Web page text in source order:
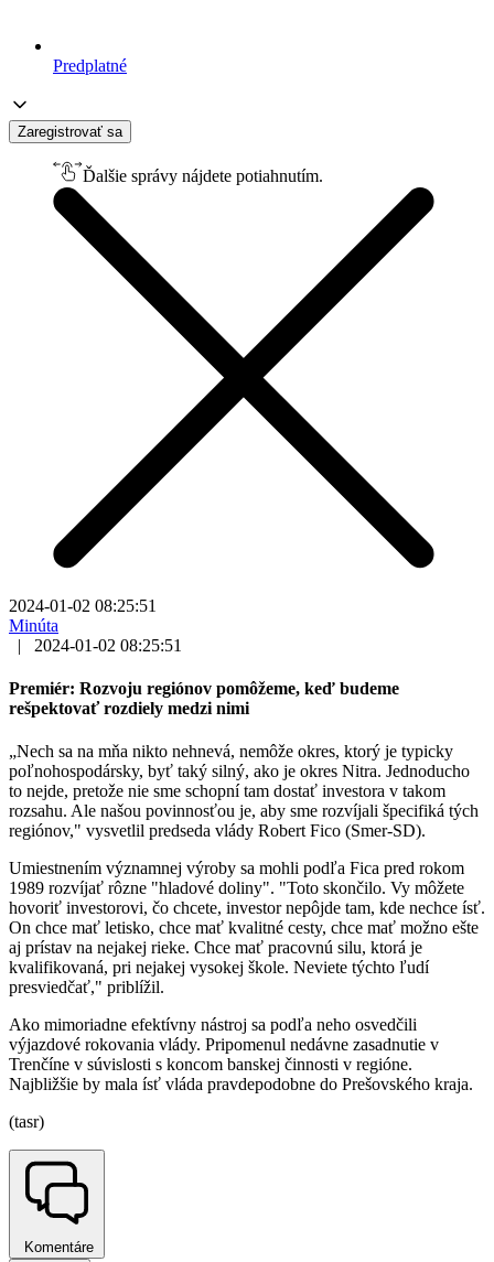
Predplatné
Zaregistrovať sa
Ďalšie správy nájdete potiahnutím.
2024-01-02 08:25:51
Minúta
|
2024-01-02 08:25:51
Premiér: Rozvoju regiónov pomôžeme, keď budeme
rešpektovať rozdiely medzi nimi
„Nech sa na mňa nikto nehnevá, nemôže okres, ktorý je typicky
poľnohospodársky, byť taký silný, ako je okres Nitra. Jednoducho
to nejde, pretože nie sme schopní tam dostať investora v takom
rozsahu. Ale našou povinnosťou je, aby sme rozvíjali špecifiká tých
regiónov," vysvetlil predseda vlády Robert Fico (Smer-SD).
Umiestnením významnej výroby sa mohli podľa Fica pred rokom
1989 rozvíjať rôzne "hladové doliny". "Toto skončilo. Vy môžete
hovoriť investorovi, čo chcete, investor nepôjde tam, kde nechce ísť.
On chce mať letisko, chce mať kvalitné cesty, chce mať možno ešte
aj prístav na nejakej rieke. Chce mať pracovnú silu, ktorá je
kvalifikovaná, pri nejakej vysokej škole. Neviete týchto ľudí
presviedčať," priblížil.
Ako mimoriadne efektívny nástroj sa podľa neho osvedčili
výjazdové rokovania vlády. Pripomenul nedávne zasadnutie v
Trenčíne v súvislosti s koncom banskej činnosti v regióne.
Najbližšie by mala ísť vláda pravdepodobne do Prešovského kraja.
(tasr)
Komentáre